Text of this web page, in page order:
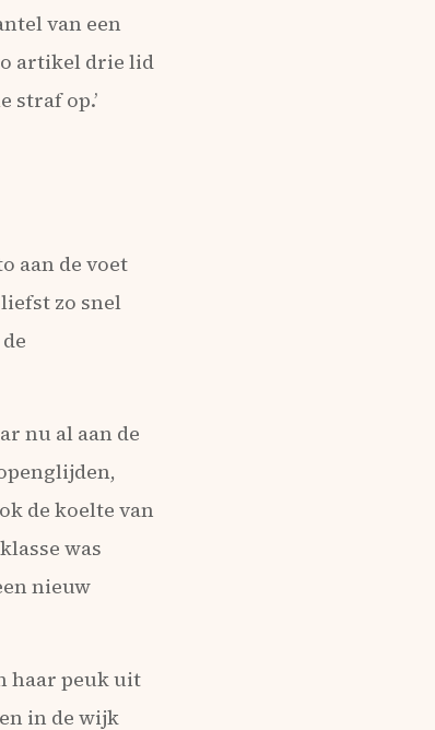
van een
artikel drie lid
op.’
aan de voet
zo snel
nu al aan de
de koelte van
was
nieuw
haar peuk uit
in de wijk